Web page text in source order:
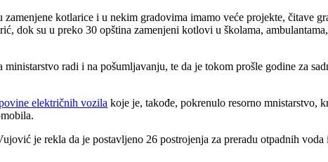
kotlarice i u nekim gradovima imamo veće projekte, čitave
dok su u preko 30 opština zamenjeni kotlovi u školama,
radi i na pošumljavanju, te da je tokom prošle godine za
električnih vozila koje je, takođe, pokrenulo resorno mnistarstvo,
je rekla da je postavljeno 26 postrojenja za preradu otpadnih voda